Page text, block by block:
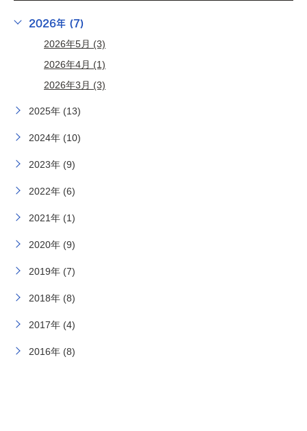
2026年 (7)
2026年5月 (3)
2026年4月 (1)
2026年3月 (3)
2025年 (13)
2024年 (10)
2023年 (9)
2022年 (6)
2021年 (1)
2020年 (9)
2019年 (7)
2018年 (8)
2017年 (4)
2016年 (8)